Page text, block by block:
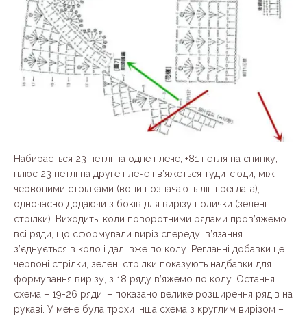
Набирається 23 петлі на одне плече, +81 петля на спинку,
плюс 23 петлі на друге плече і в’яжеться туди-сюди, між
червоними стрілками (вони позначають лінії реглага),
одночасно додаючи з боків для вирізу полички (зелені
стрілки). Виходить, коли поворотними рядами пров’яжемо
всі ряди, що сформували виріз спереду, в’язання
з’єднується в коло і далі вже по колу. Регланні добавки це
червоні стрілки, зелені стрілки показують надбавки для
формування вирізу, з 18 ряду в’яжемо по колу. Остання
схема – 19-26 ряди, – показано велике розширення рядів на
рукаві. У мене була трохи інша схема з круглим вирізом –